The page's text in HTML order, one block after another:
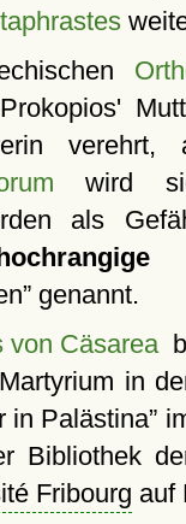
wird
als
genannt.
von Cäsarea
in
in Palästina
Bibliothek
Fribourg auf